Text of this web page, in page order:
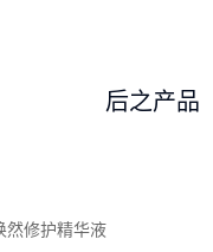
后之产品
修护精华液